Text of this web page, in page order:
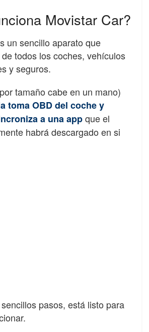
Movistar Car?
un sencillo aparato que
todos los coches, vehículos
y seguros.
tamaño cabe en un mano)
toma OBD del coche y
a una appque el
habrá descargado en si
pasos, está listo para